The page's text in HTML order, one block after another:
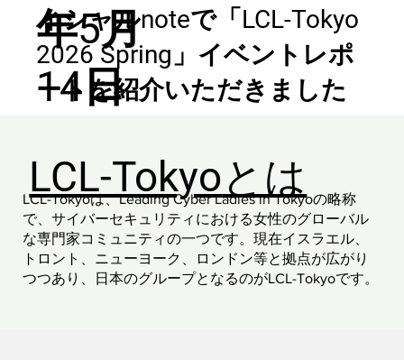
年5月
14日
ィシャルnoteで「LCL-Tokyo
2026 Spring」イベントレポ
ートを紹介いただきました
LCL-Tokyoとは
LCL-Tokyoは、Leading Cyber Ladies in Tokyoの略称
で、サイバーセキュリティにおける女性のグローバル
な専門家コミュニティの一つです。現在イスラエル、
トロント、ニューヨーク、ロンドン等と拠点が広がり
つつあり、日本のグループとなるのがLCL-Tokyoです。